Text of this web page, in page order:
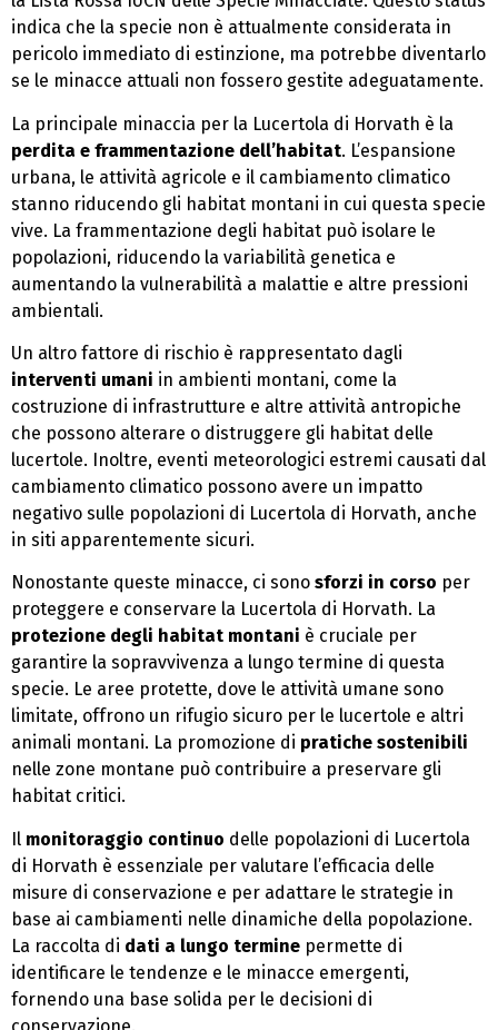
indica che la specie non è attualmente considerata in
pericolo immediato di estinzione, ma potrebbe diventarlo
se le minacce attuali non fossero gestite adeguatamente.
La principale minaccia per la Lucertola di Horvath è la
perdita e frammentazione dell’habitat. L’espansione
urbana, le attività agricole e il cambiamento climatico
stanno riducendo gli habitat montani in cui questa specie
vive. La frammentazione degli habitat può isolare le
popolazioni, riducendo la variabilità genetica e
aumentando la vulnerabilità a malattie e altre pressioni
ambientali.
Un altro fattore di rischio è rappresentato dagli
interventi umani in ambienti montani, come la
costruzione di infrastrutture e altre attività antropiche
che possono alterare o distruggere gli habitat delle
lucertole. Inoltre, eventi meteorologici estremi causati dal
cambiamento climatico possono avere un impatto
negativo sulle popolazioni di Lucertola di Horvath, anche
in siti apparentemente sicuri.
Nonostante queste minacce, ci sono sforzi in corso per
proteggere e conservare la Lucertola di Horvath. La
protezione degli habitat montani è cruciale per
garantire la sopravvivenza a lungo termine di questa
specie. Le aree protette, dove le attività umane sono
limitate, offrono un rifugio sicuro per le lucertole e altri
animali montani. La promozione di pratiche sostenibili
nelle zone montane può contribuire a preservare gli
habitat critici.
Il monitoraggio continuo delle popolazioni di Lucertola
di Horvath è essenziale per valutare l’efficacia delle
misure di conservazione e per adattare le strategie in
base ai cambiamenti nelle dinamiche della popolazione.
La raccolta di dati a lungo termine permette di
identificare le tendenze e le minacce emergenti,
fornendo una base solida per le decisioni di